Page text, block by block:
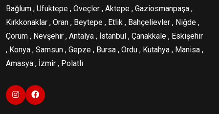
Bağlum , Ufuktepe , Öveçler , Aktepe , Gaziosmanpaşa ,
Kırkkonaklar , Oran , Beytepe , Etlik , Bahçelievler , Niğde ,
Çorum , Nevşehir , Antalya , İstanbul , Çanakkale , Eskişehir
, Konya , Samsun , Gepze , Bursa , Ordu , Kutahya , Manisa ,
Amasya , İzmir , Polatlı